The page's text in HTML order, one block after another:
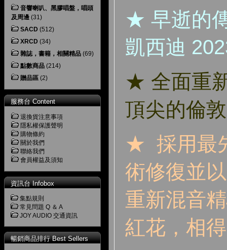
音響喇叭、黑膠唱盤，唱頭
及周邊 (31)
SACD (512)
XRCD (34)
雜誌，書籍，相關精品 (69)
點數商品 (214)
贈品區 (2)
服務台 Content
退換貨注意事項
隱私權保護聲明
購物條約
關於我們
聯絡我們
會員權益及須知
資訊台 Infobox
集點規則
常見問題 Q ＆ A
JOY AUDIO 交通資訊
暢銷商品排行 Best Sellers
★ 早逝的
凱西迪
★ 全面重
頂尖的倫
★ 採用最
術修復並
重新混音
紅花，相